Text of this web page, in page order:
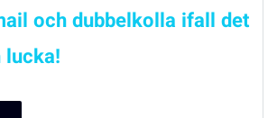
och dubbelkolla ifall det
lucka!